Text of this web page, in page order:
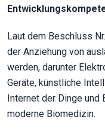
Laut dem Beschluss
der Anziehung von
werden, darunter
Geräte, künstliche
Internet der Dinge und
moderne Biomedizin.